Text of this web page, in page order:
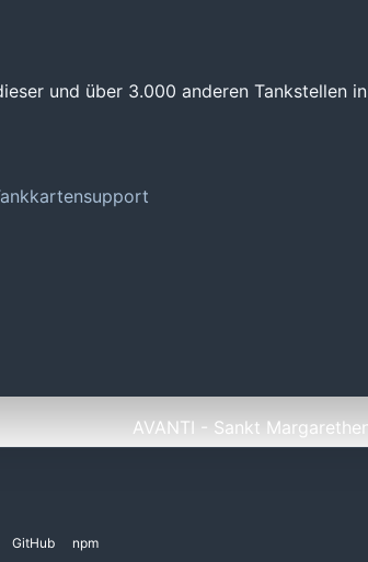
und über 3.000 anderen Tankstellen
AVANTI - Sankt
GitHub npm